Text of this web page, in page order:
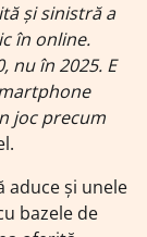
și sinistră a
în online.
nu în 2025. E
joc precum
aduce și unele
bazele de